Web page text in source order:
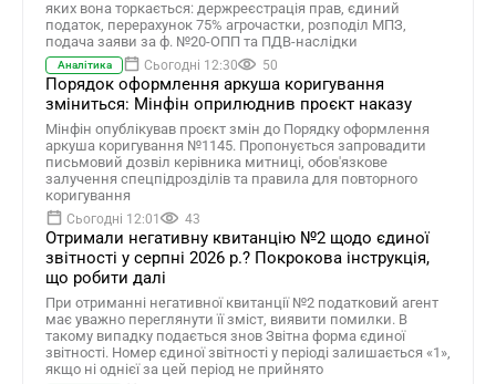
яких вона торкається: держреєстрація прав, єдиний
податок, перерахунок 75% агрочастки, розподіл МПЗ,
подача заяви за ф. №20-ОПП та ПДВ-наслідки
Аналітика Сьогодні 12:30 50
Порядок оформлення аркуша коригування
зміниться: Мінфін оприлюднив проєкт наказу
Мінфін опублікував проєкт змін до Порядку оформлення
аркуша коригування №1145. Пропонується запровадити
письмовий дозвіл керівника митниці, обов'язкове
залучення спецпідрозділів та правила для повторного
коригування
Сьогодні 12:01 43
Отримали негативну квитанцію №2 щодо єдиної
звітності у серпні 2026 р.? Покрокова інструкція,
що робити далі
При отриманні негативної квитанції №2 податковий агент
має уважно переглянути її зміст, виявити помилки. В
такому випадку подається знов Звітна форма єдиної
звітності. Номер єдиної звітності у періоді залишається «1»,
якщо ні однієї за цей період не прийнято